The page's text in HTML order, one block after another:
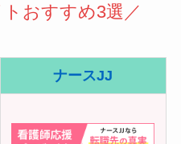
おすすめ3選／
ナースJJ